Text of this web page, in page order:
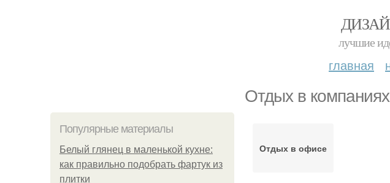
лучшие
главная
Отдых в компаниях
Популярные материалы
Белый глянец в маленькой кухне:
как правильно подобрать фартук из
плитки
Отдых в офисе